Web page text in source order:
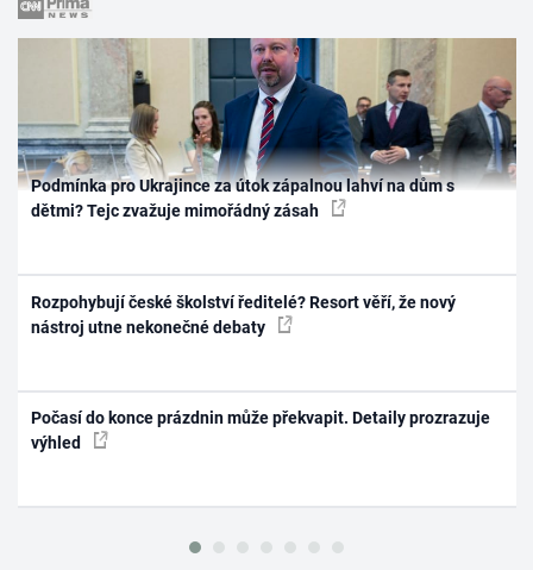
Podmínka pro Ukrajince za útok zápalnou lahví na dům s
dětmi? Tejc zvažuje mimořádný zásah
Rozpohybují české školství ředitelé? Resort věří, že nový
nástroj utne nekonečné debaty
Počasí do konce prázdnin může překvapit. Detaily prozrazuje
výhled